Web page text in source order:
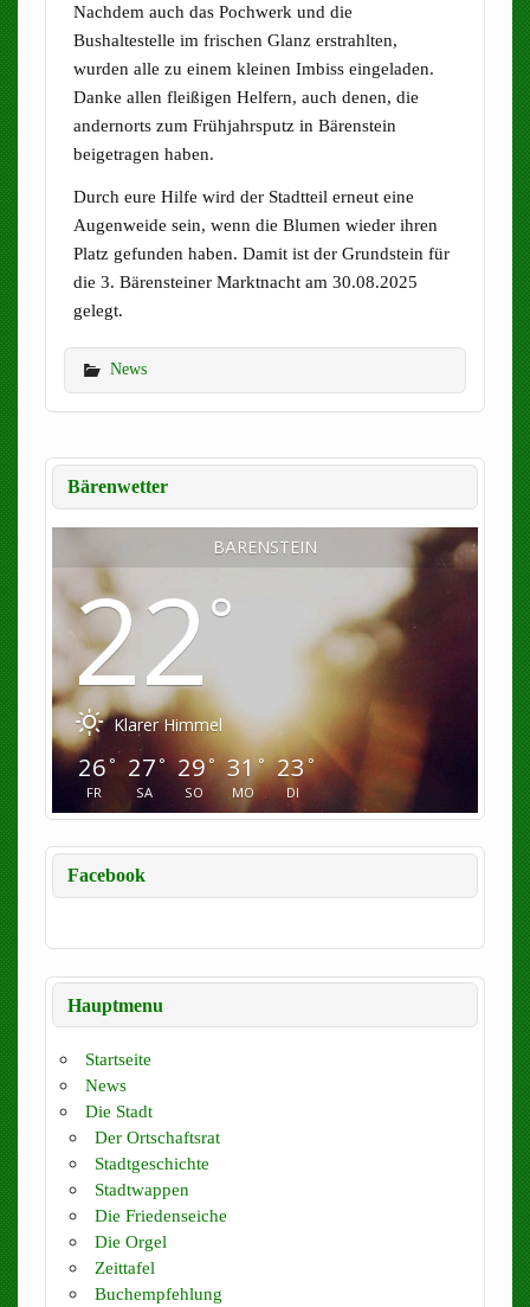
Nachdem auch das Pochwerk und die
Bushaltestelle im frischen Glanz erstrahlten,
wurden alle zu einem kleinen Imbiss eingeladen.
Danke allen fleißigen Helfern, auch denen, die
andernorts zum Frühjahrsputz in Bärenstein
beigetragen haben.
Durch eure Hilfe wird der Stadtteil erneut eine
Augenweide sein, wenn die Blumen wieder ihren
Platz gefunden haben. Damit ist der Grundstein für
die 3. Bärensteiner Marktnacht am 30.08.2025
gelegt.
News
Bärenwetter
BÄRENSTEIN
22°
Klarer Himmel
26 °
FR
27 °
SA
29°
SO
31°
MO
23°
DI
Facebook
Hauptmenu
Startseite
News
Die Stadt
Der Ortschaftsrat
Stadtgeschichte
Stadtwappen
Die Friedenseiche
Die Orgel
Zeittafel
Buchempfehlung